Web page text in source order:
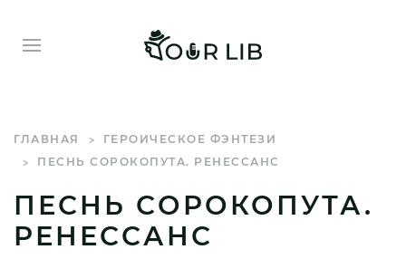
ГЛАВНАЯ
ГЕРОИЧЕСКОЕ ФЭНТЕЗИ
ПЕСНЬ СОРОКОПУТА. РЕНЕССАНС
ПЕСНЬ СОРОКОПУТА.
РЕНЕССАНС